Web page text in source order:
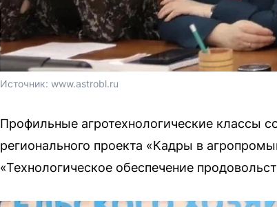
Источник: www.astrobl.ru
Профильные агротехнологические классы
регионального проекта «Кадры в
«Технологическое обеспечение